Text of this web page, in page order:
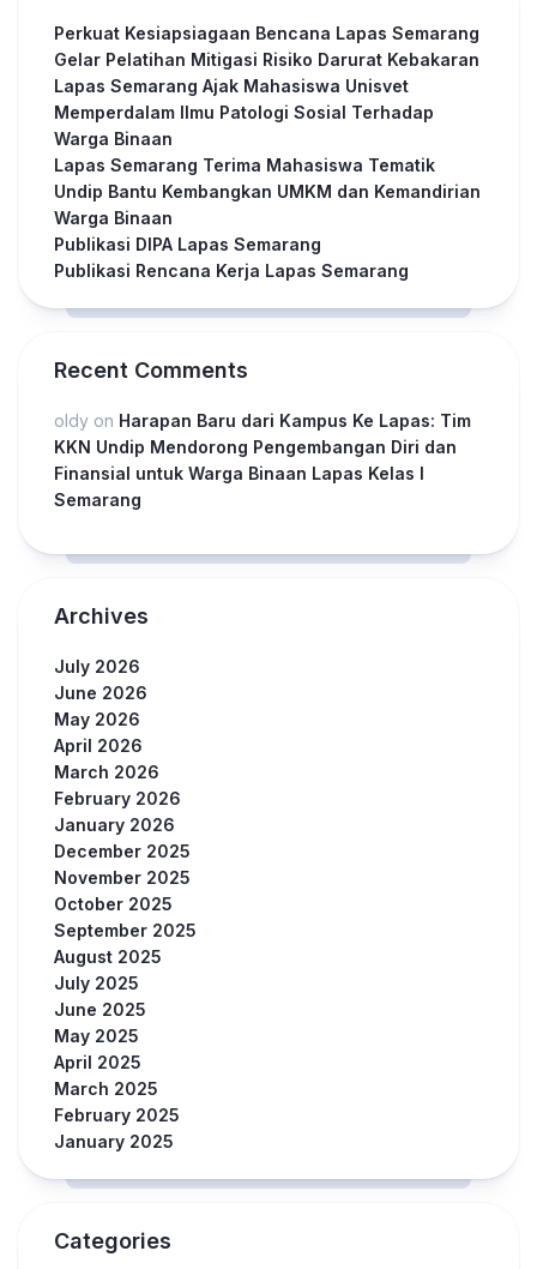
Perkuat Kesiapsiagaan Bencana Lapas Semarang
Gelar Pelatihan Mitigasi Risiko Darurat Kebakaran
Lapas Semarang Ajak Mahasiswa Unisvet
Memperdalam Ilmu Patologi Sosial Terhadap
Warga Binaan
Lapas Semarang Terima Mahasiswa Tematik
Undip Bantu Kembangkan UMKM dan Kemandirian
Warga Binaan
Publikasi DIPA Lapas Semarang
Publikasi Rencana Kerja Lapas Semarang
Recent Comments
oldy on Harapan Baru dari Kampus Ke Lapas: Tim
KKN Undip Mendorong Pengembangan Diri dan
Finansial untuk Warga Binaan Lapas Kelas I
Semarang
Archives
July 2026
June 2026
May 2026
April 2026
March 2026
February 2026
January 2026
December 2025
November 2025
October 2025
September 2025
August 2025
July 2025
June 2025
May 2025
April 2025
March 2025
February 2025
January 2025
Categories